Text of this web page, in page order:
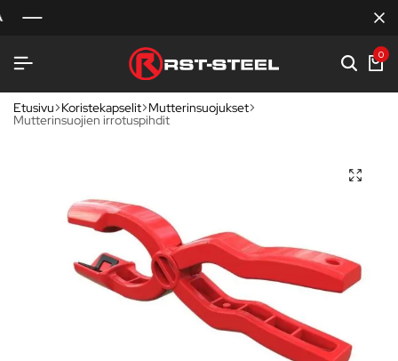
0
Etusivu Koristekapselit Mutterinsuojukset
Mutterinsuojien irrotuspihdit